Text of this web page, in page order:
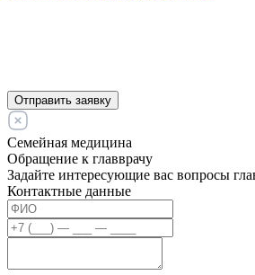
Отправить заявку
Семейная медицина
Обращение к главврачу
Задайте интересующие вас вопросы
Контактные данные